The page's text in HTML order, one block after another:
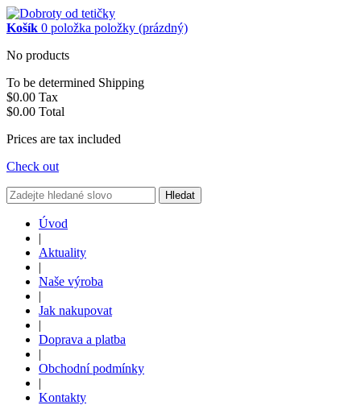
Košík 0 položka položky (prázdný)
No products
To be determined Shipping
$0.00 Tax
$0.00 Total
Prices are tax included
Check out
Hledat
Úvod
|
Aktuality
|
Naše výroba
|
Jak nakupovat
|
Doprava a platba
|
Obchodní podmínky
|
Kontakty